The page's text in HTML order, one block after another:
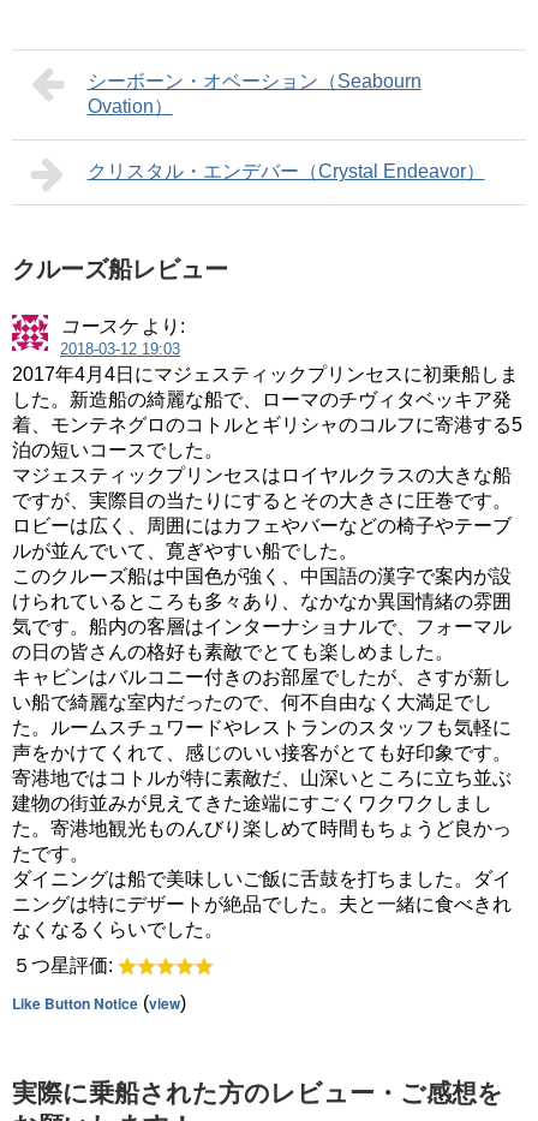
シーボーン・オベーション（Seabourn
Ovation）
クリスタル・エンデバー（Crystal Endeavor）
クルーズ船レビュー
コースケ より:
2018-03-12 19:03
2017年4月4日にマジェスティックプリンセスに初乗船しま
した。新造船の綺麗な船で、ローマのチヴィタベッキア発
着、モンテネグロのコトルとギリシャのコルフに寄港する5
泊の短いコースでした。
マジェスティックプリンセスはロイヤルクラスの大きな船
ですが、実際目の当たりにするとその大きさに圧巻です。
ロビーは広く、周囲にはカフェやバーなどの椅子やテーブ
ルが並んでいて、寛ぎやすい船でした。
このクルーズ船は中国色が強く、中国語の漢字で案内が設
けられているところも多々あり、なかなか異国情緒の雰囲
気です。船内の客層はインターナショナルで、フォーマル
の日の皆さんの格好も素敵でとても楽しめました。
キャビンはバルコニー付きのお部屋でしたが、さすが新し
い船で綺麗な室内だったので、何不自由なく大満足でし
た。ルームスチュワードやレストランのスタッフも気軽に
声をかけてくれて、感じのいい接客がとても好印象です。
寄港地ではコトルが特に素敵だ、山深いところに立ち並ぶ
建物の街並みが見えてきた途端にすごくワクワクしまし
た。寄港地観光ものんびり楽しめて時間もちょうど良かっ
たです。
ダイニングは船で美味しいご飯に舌鼓を打ちました。ダイ
ニングは特にデザートが絶品でした。夫と一緒に食べきれ
なくなるくらいでした。
５つ星評価:
Like Button Notice (view)
実際に乗船された方のレビュー・ご感想を